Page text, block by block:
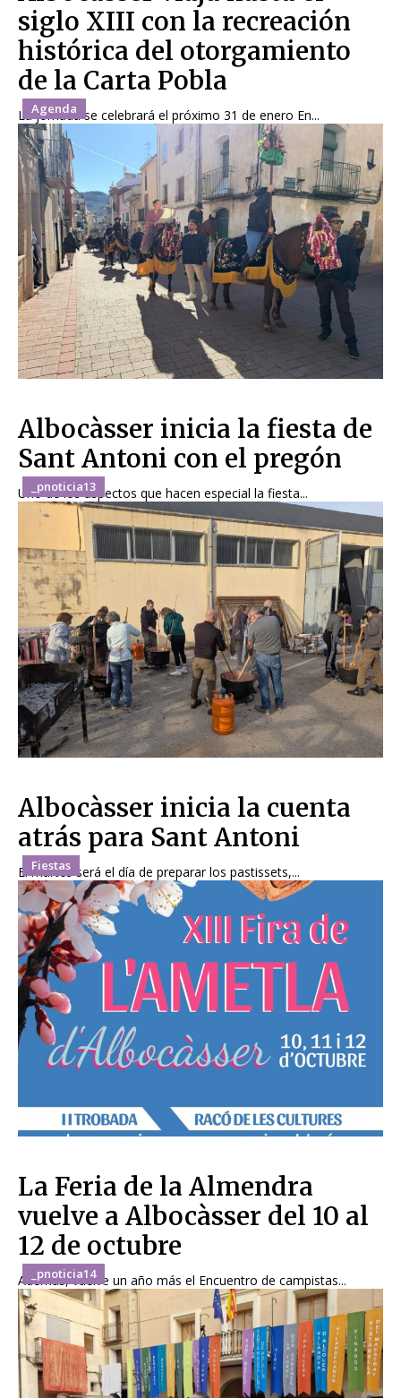
Agenda
siglo XIII con la recreación
histórica del otorgamiento
de la Carta Pobla
La jornada se celebrará el próximo 31 de enero En...
_pnoticia13
Albocàsser inicia la fiesta de
Sant Antoni con el pregón
Uno de los aspectos que hacen especial la fiesta...
Fiestas
Albocàsser inicia la cuenta
atrás para Sant Antoni
El martes será el día de preparar los pastissets,...
_pnoticia14
La Feria de la Almendra
vuelve a Albocàsser del 10 al
12 de octubre
Además, vuelve un año más el Encuentro de campistas...